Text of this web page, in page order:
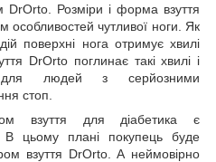
DrOrto. Розміри і форма взуття
особливостей чутливої ноги. Як
поверхні нога отримує хвилі
DrOrto поглинає такі хвилі і
для людей з серйозними
стоп.
взуття для діабетика є
В цьому плані покупець буде
взуття DrOrto. А неймовірно